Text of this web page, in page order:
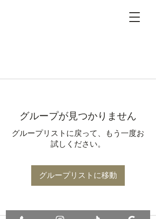
グループが見つかりません
グループリストに戻って、もう一度お
試しください。
グループリストに移動